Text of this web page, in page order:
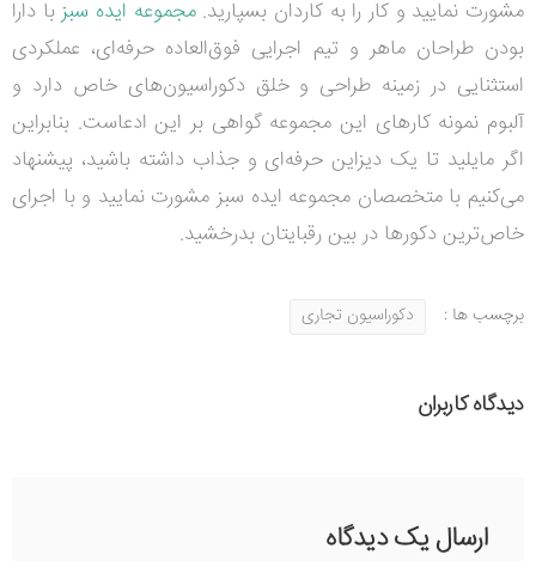
مشورت نمایید و کار را به کاردان بسپارید.مجموعه ایده سبزبا دارا
بودن طراحان ماهر و تیم اجرایی فوق‌العاده حرفه‌ای، عملکردی
استثنایی در زمینه طراحی و خلق دکوراسیون‌های خاص دارد و
آلبوم نمونه کارهای این مجموعه گواهی بر این ادعاست. بنابراین
اگر مایلید تا یک دیزاین حرفه‌ای و جذاب داشته باشید، پیشنهاد
می‌کنیم با متخصصان مجموعه ایده سبز مشورت نمایید و با اجرای
خاص‌ترین دکورها در بین رقبایتان بدرخشید.
برچسب ها : دکوراسیون تجاری
دیدگاه کاربران
ارسال یک دیدگاه